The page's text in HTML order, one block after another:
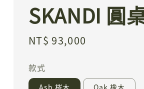
SKANDI 圓
Regular
NT$ 93,000
款式
Ash 梣木 Oak 橡木